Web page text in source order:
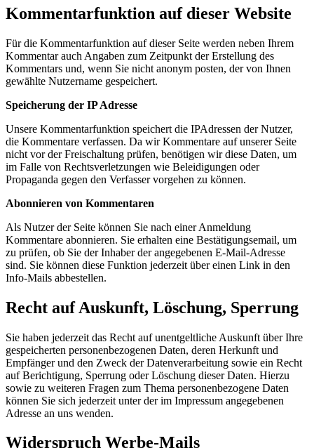
Kommentarfunktion auf dieser Website
Für die Kommentarfunktion auf dieser Seite werden neben Ihrem
Kommentar auch Angaben zum Zeitpunkt der Erstellung des
Kommentars und, wenn Sie nicht anonym posten, der von Ihnen
gewählte Nutzername gespeichert.
Speicherung der IP Adresse
Unsere Kommentarfunktion speichert die IPAdressen der Nutzer,
die Kommentare verfassen. Da wir Kommentare auf unserer Seite
nicht vor der Freischaltung prüfen, benötigen wir diese Daten, um
im Falle von Rechtsverletzungen wie Beleidigungen oder
Propaganda gegen den Verfasser vorgehen zu können.
Abonnieren von Kommentaren
Als Nutzer der Seite können Sie nach einer Anmeldung
Kommentare abonnieren. Sie erhalten eine Bestätigungsemail, um
zu prüfen, ob Sie der Inhaber der angegebenen E-Mail-Adresse
sind. Sie können diese Funktion jederzeit über einen Link in den
Info-Mails abbestellen.
Recht auf Auskunft, Löschung, Sperrung
Sie haben jederzeit das Recht auf unentgeltliche Auskunft über Ihre
gespeicherten personenbezogenen Daten, deren Herkunft und
Empfänger und den Zweck der Datenverarbeitung sowie ein Recht
auf Berichtigung, Sperrung oder Löschung dieser Daten. Hierzu
sowie zu weiteren Fragen zum Thema personenbezogene Daten
können Sie sich jederzeit unter der im Impressum angegebenen
Adresse an uns wenden.
Widerspruch Werbe-Mails